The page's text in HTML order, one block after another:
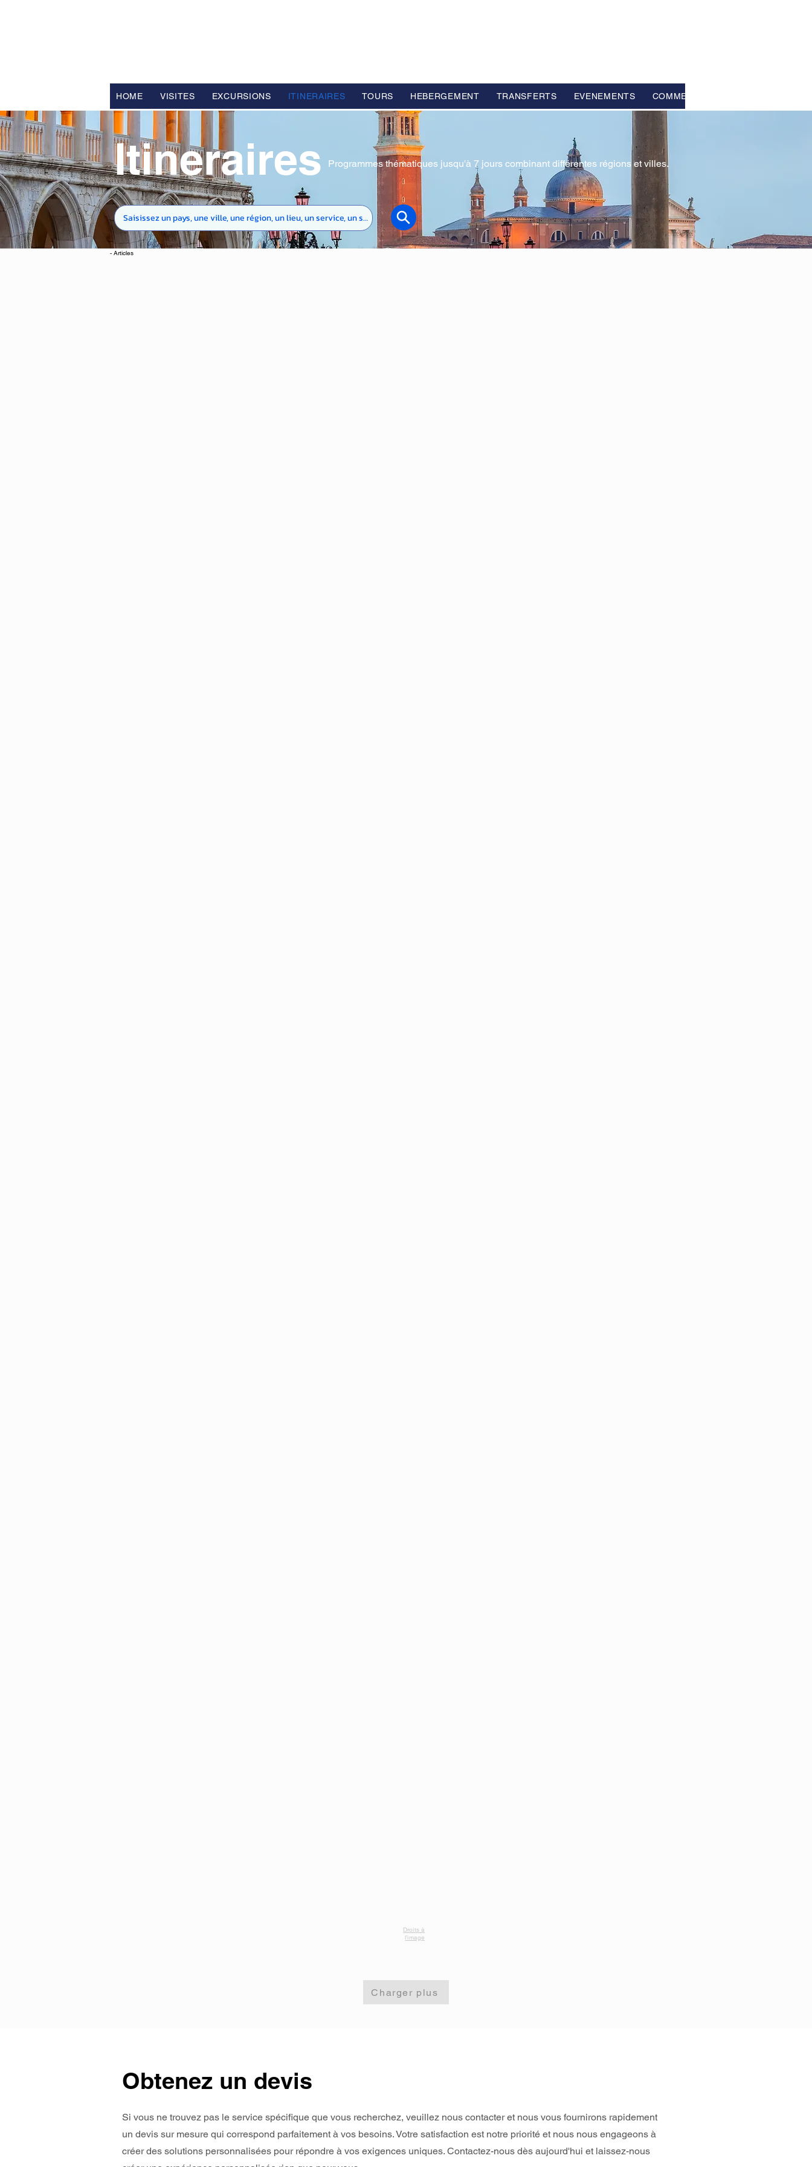
HOME VISITES EXCURSIONS ITINERAIRES TOURS HEBERGEMENT TRANSFERTS EVENEMENTS COMMENTAIRES
Itineraires Programmes thématiques jusqu'à 7 jours combinant différentes régions et villes.
- Articles
Droits à
l’image
Charger plus
Obtenez un devis
Si vous ne trouvez pas le service spécifique que vous recherchez, veuillez nous contacter et nous vous fournirons rapidement
un devis sur mesure qui correspond parfaitement à vos besoins. Votre satisfaction est notre priorité et nous nous engageons à
créer des solutions personnalisées pour répondre à vos exigences uniques. Contactez-nous dès aujourd'hui et laissez-nous